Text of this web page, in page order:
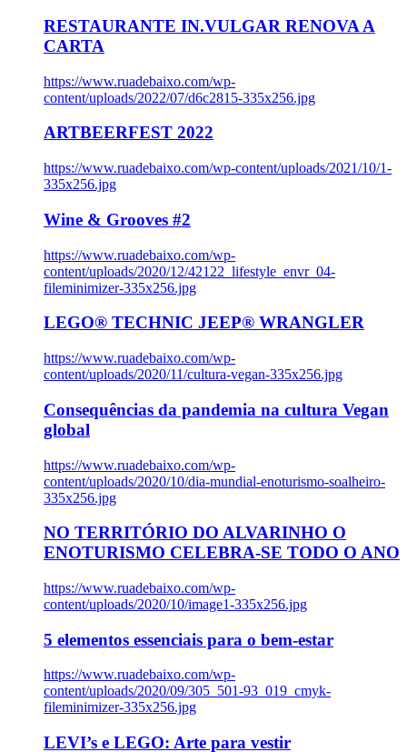
RESTAURANTE IN.VULGAR RENOVA A
CARTA
https://www.ruadebaixo.com/wp-
content/uploads/2022/07/d6c2815-335x256.jpg
ARTBEERFEST 2022
https://www.ruadebaixo.com/wp-content/uploads/2021/10/1-
335x256.jpg
Wine & Grooves #2
https://www.ruadebaixo.com/wp-
content/uploads/2020/12/42122_lifestyle_envr_04-
fileminimizer-335x256.jpg
LEGO® TECHNIC JEEP® WRANGLER
https://www.ruadebaixo.com/wp-
content/uploads/2020/11/cultura-vegan-335x256.jpg
Consequências da pandemia na cultura Vegan
global
https://www.ruadebaixo.com/wp-
content/uploads/2020/10/dia-mundial-enoturismo-soalheiro-
335x256.jpg
NO TERRITÓRIO DO ALVARINHO O
ENOTURISMO CELEBRA-SE TODO O ANO
https://www.ruadebaixo.com/wp-
content/uploads/2020/10/image1-335x256.jpg
5 elementos essenciais para o bem-estar
https://www.ruadebaixo.com/wp-
content/uploads/2020/09/305_501-93_019_cmyk-
fileminimizer-335x256.jpg
LEVI’s e LEGO: Arte para vestir